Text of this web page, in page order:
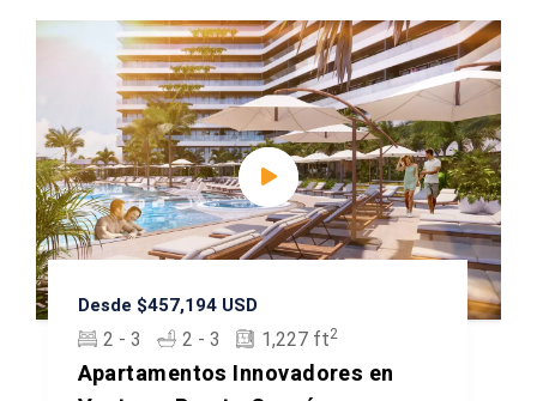
Desde $457,194 USD
2 - 3 2 - 3 1,227 ft2
Apartamentos Innovadores en